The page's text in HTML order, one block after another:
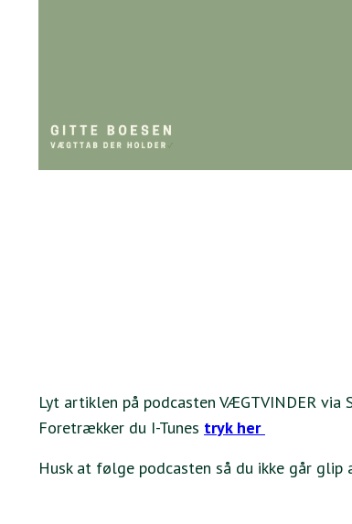
Lyt artiklen på podcasten VÆGTVINDER via
Foretrækker du I-Tunes tryk her
Husk at følge podcasten så du ikke går